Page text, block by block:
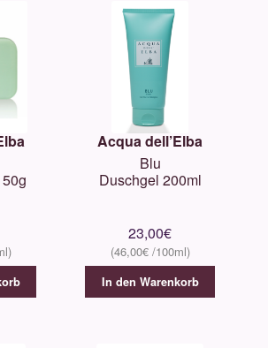
Acqua dell’Elba
Blu
Duschgel 200ml
23,00€
46,00€
In den Warenkorb